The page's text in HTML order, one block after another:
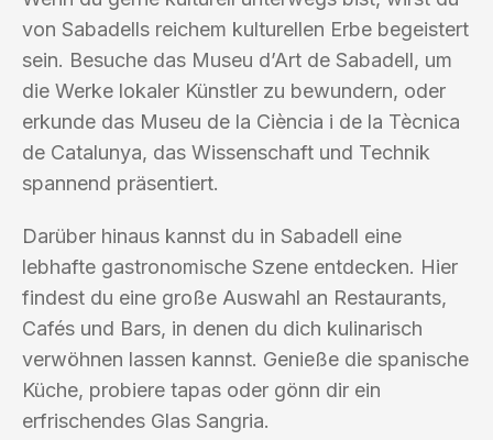
von Sabadells reichem kulturellen Erbe begeistert
sein. Besuche das Museu d’Art de Sabadell, um
die Werke lokaler Künstler zu bewundern, oder
erkunde das Museu de la Ciència i de la Tècnica
de Catalunya, das Wissenschaft und Technik
spannend präsentiert.
Darüber hinaus kannst du in Sabadell eine
lebhafte gastronomische Szene entdecken. Hier
findest du eine große Auswahl an Restaurants,
Cafés und Bars, in denen du dich kulinarisch
verwöhnen lassen kannst. Genieße die spanische
Küche, probiere tapas oder gönn dir ein
erfrischendes Glas Sangria.